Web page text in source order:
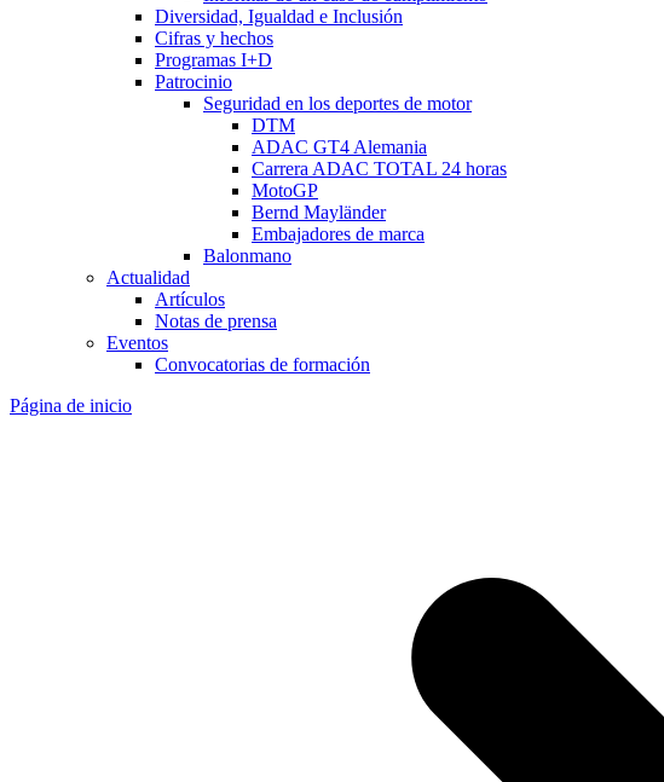
Diversidad, Igualdad e Inclusión
Cifras y hechos
Programas I+D
Patrocinio
Seguridad en los deportes de motor
DTM
ADAC GT4 Alemania
Carrera ADAC TOTAL 24 horas
MotoGP
Bernd Mayländer
Embajadores de marca
Balonmano
Actualidad
Artículos
Notas de prensa
Eventos
Convocatorias de formación
Página de inicio